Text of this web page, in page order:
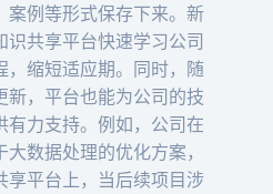
案例等形式保存下来。新
共享平台快速学习公司
，缩短适应期。同时，随
新，平台也能为公司的技
有力支持。例如，公司在
数据处理的优化方案，
享平台上，当后续项目涉